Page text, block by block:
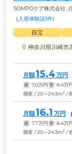
SOMPOケア株式会社
(入居体験談1件)
自立
神奈川県川崎市
月額15.4 万円
家 7.0万円 管 8.4万
個室 / 20～24.3m2 /
月額16.1 万円
家 7.7万円 管 8.4万
個室 / 20～24.3m2 /